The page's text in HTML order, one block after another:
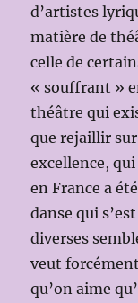
d’artistes
matière de
celle de
« souffrant »
théâtre qui
que rejaillir
excellence,
en France a
danse qui
diverses
veut
qu’on aime